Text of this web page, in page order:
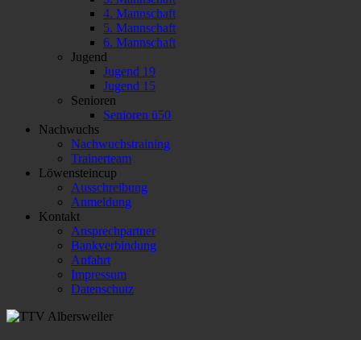
4. Mannschaft
5. Mannschaft
6. Mannschaft
Jugend
Jugend 19
Jugend 15
Senioren
Senioren ü50
Nachwuchs
Nachwuchstraining
Trainerteam
Löwensteincup
Ausschreibung
Anmeldung
Kontakt
Ansprechpartner
Bankverbindung
Anfahrt
Impressum
Datenschutz